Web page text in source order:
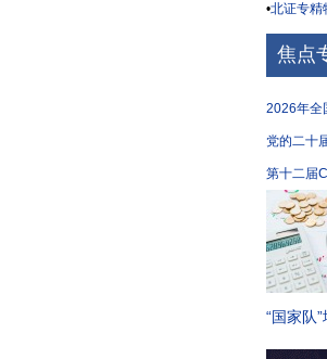
•北证专精
焦点
2026年全
党的二十
第十二届
“国家队